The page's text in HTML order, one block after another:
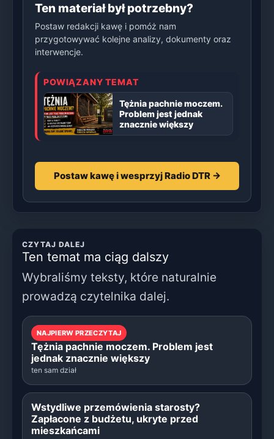
Ten materiał był potrzebny?
Postaw redakcji kawę i pomóż nam
przygotowywać kolejne analizy, dokumenty oraz
interwencje.
POWIĄZANY TEMAT
Tężnia pachnie moczem.
Problem jest jednak
znacznie większy
Postaw kawę i wesprzyj Radio DTR →
CZYTAJ DALEJ
Ten temat ma ciąg dalszy
Wybraliśmy teksty, które naturalnie
prowadzą czytelnika dalej.
NAJPIERW PRZECZYTAJ
Tężnia pachnie moczem. Problem jest
jednak znacznie większy
ten sam dział
Wstydliwe przemówienia starosty?
Zapłacone z budżetu, ukryte przed
mieszkańcami